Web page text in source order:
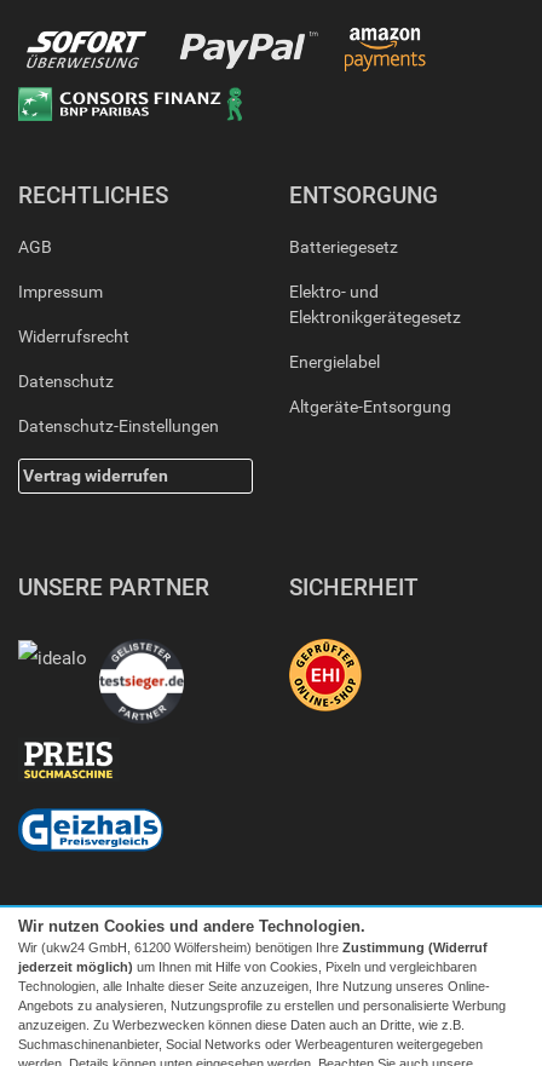
RECHTLICHES
AGB
Impressum
Widerrufsrecht
Datenschutz
Datenschutz-Einstellungen
Vertrag widerrufen
ENTSORGUNG
Batteriegesetz
Elektro- und
Elektronikgerätegesetz
Energielabel
Altgeräte-Entsorgung
UNSERE PARTNER SICHERHEIT
Facebook| twitter
Wir nutzen Cookies und andere Technologien.
Wir (ukw24 GmbH, 61200 Wölfersheim) benötigen Ihre Zustimmung (Widerruf
jederzeit möglich) um Ihnen mit Hilfe von Cookies, Pixeln und vergleichbaren
Technologien, alle Inhalte dieser Seite anzuzeigen, Ihre Nutzung unseres Online-
Angebots zu analysieren, Nutzungsprofile zu erstellen und personalisierte Werbung
anzuzeigen. Zu Werbezwecken können diese Daten auch an Dritte, wie z.B.
Suchmaschinenanbieter, Social Networks oder Werbeagenturen weitergegeben